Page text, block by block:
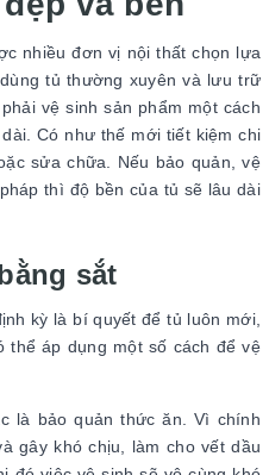
nhiều đơn vị nội thất chọn lựa
tủ thường xuyên và lưu trữ
vệ sinh sản phẩm một cách
Có như thế mới tiết kiệm chi
sửa chữa. Nếu bảo quản, vệ
thì độ bền của tủ sẽ lâu dài
sắt
kỳ là bí quyết để tủ luôn mới,
thể áp dụng một số cách để vệ
là bảo quản thức ăn. Vì chính
gây khó chịu, làm cho vết dầu